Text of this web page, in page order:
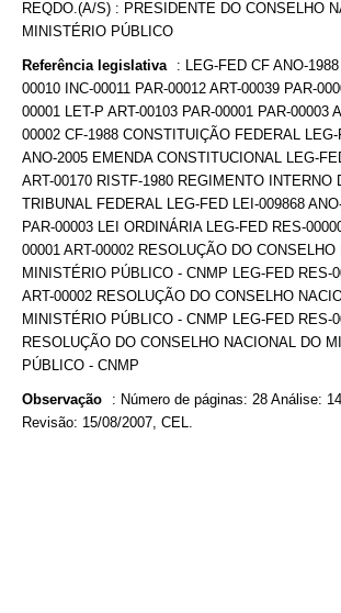
REQDO.(A/S) : PRESIDENTE DO CONSELHO
MINISTÉRIO PÚBLICO
Referência legislativa : LEG-FED CF ANO-
00010 INC-00011 PAR-00012 ART-00039 PAR-
00001 LET-P ART-00103 PAR-00001 PAR-00003
00002 CF-1988 CONSTITUIÇÃO FEDERAL
ANO-2005 EMENDA CONSTITUCIONAL LEG-
ART-00170 RISTF-1980 REGIMENTO INTERNO
TRIBUNAL FEDERAL LEG-FED LEI-009868
PAR-00003 LEI ORDINÁRIA LEG-FED RES-
00001 ART-00002 RESOLUÇÃO DO
MINISTÉRIO PÚBLICO - CNMP LEG-FED RES-
ART-00002 RESOLUÇÃO DO CONSELHO
MINISTÉRIO PÚBLICO - CNMP LEG-FED RES-
RESOLUÇÃO DO CONSELHO NACIONAL DO
PÚBLICO - CNMP
Observação : Número de páginas: 28 Análise:
Revisão: 15/08/2007, CEL.